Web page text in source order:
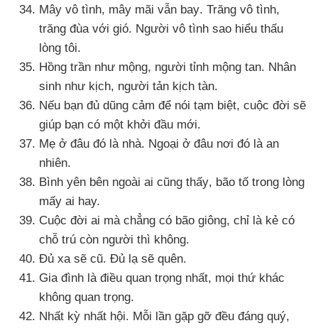
Mây vô tình, mây mãi vẫn bay. Trăng vô tình,
trăng đùa với gió. Người vô tình sao hiểu thấu
lòng tôi.
Hồng trần như mộng, người tỉnh mộng tan. Nhân
sinh như kịch, người tản kịch tàn.
Nếu bạn đủ dũng cảm để nói tạm biệt, cuộc đời sẽ
giúp bạn có một khởi đầu mới.
Mẹ ở đâu đó là nhà. Ngoại ở đâu nơi đó là an
nhiên.
Bình yên bên ngoài ai cũng thấy, bão tố trong lòng
mấy ai hay.
Cuộc đời ai mà chẳng có bão giông, chỉ là kẻ có
chỗ trú còn người thì không.
Đủ xa sẽ cũ. Đủ lạ sẽ quên.
Gia đình là điều quan trọng nhất, mọi thứ khác
không quan trọng.
Nhất kỳ nhất hội. Mỗi lần gặp gỡ đều đáng quý,